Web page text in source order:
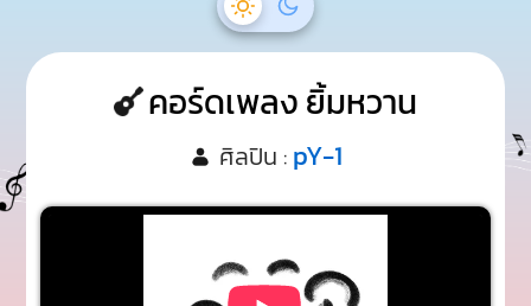
คอร์ดเพลง ยิ้มหวาน
ศิลปิน : pY-1